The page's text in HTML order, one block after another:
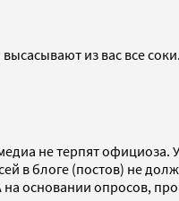
из вас все соки.
не терпят официоза.
в блоге (постов) не
основании опросов,